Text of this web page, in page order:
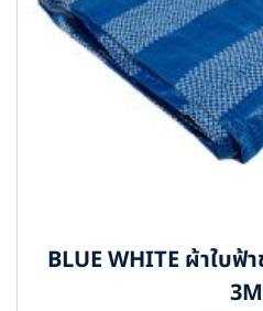
BLUE WHITE ผ้าใบฟ้
3M